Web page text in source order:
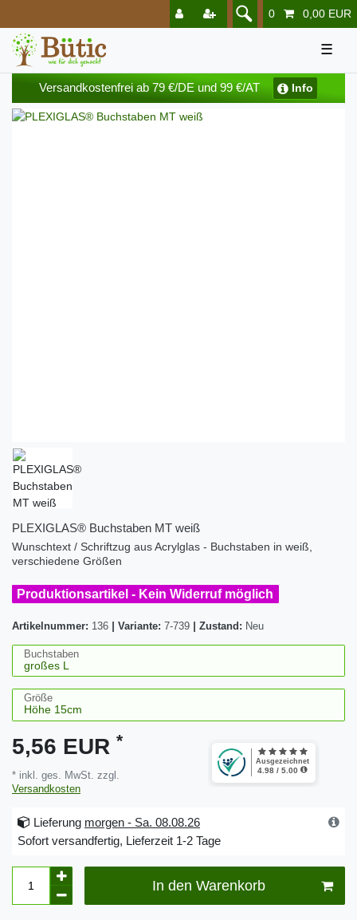
0 0,00 EUR
☰
Versandkostenfrei ab 79 €/DE und 99 €/AT Info
PLEXIGLAS® Buchstaben MT weiß
Wunschtext / Schriftzug aus Acrylglas - Buchstaben in weiß,
verschiedene Größen
Produktionsartikel - Kein Widerruf möglich
Artikelnummer: 136 Variante: 7-739 Zustand: Neu
Buchstaben
Größe
5,56 EUR *
* inkl. ges. MwSt. zzgl.
Versandkosten
Lieferung morgen - Sa. 08.08.26
Sofort versandfertig, Lieferzeit 1-2 Tage
In den Warenkorb